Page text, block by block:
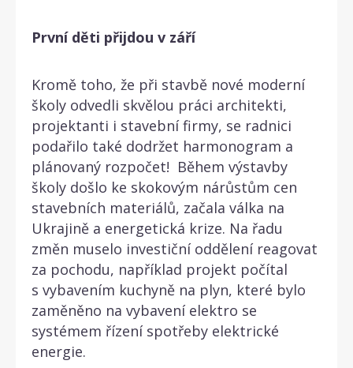
První děti přijdou v září
Kromě toho, že při stavbě nové moderní
školy odvedli skvělou práci architekti,
projektanti i stavební firmy, se radnici
podařilo také dodržet harmonogram a
plánovaný rozpočet! Během výstavby
školy došlo ke skokovým nárůstům cen
stavebních materiálů, začala válka na
Ukrajině a energetická krize. Na řadu
změn muselo investiční oddělení reagovat
za pochodu, například projekt počítal
s vybavením kuchyně na plyn, které bylo
zaměněno na vybavení elektro se
systémem řízení spotřeby elektrické
energie.